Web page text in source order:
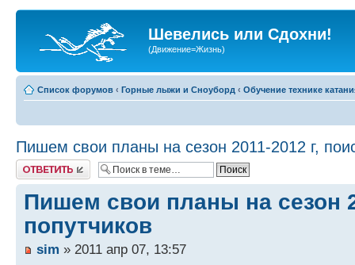
Шевелись или Сдохни!
(Движение=Жизнь)
Список форумов ‹ Горные лыжи и Сноуборд ‹ Обучение технике
Пишем свои планы на сезон 2011-2012 г,
Ответить
Пишем свои планы на сезон
попутчиков
sim » 2011 апр 07, 13:57